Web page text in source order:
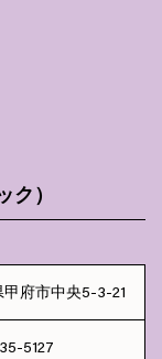
）
甲府市中央5-3-21
5127